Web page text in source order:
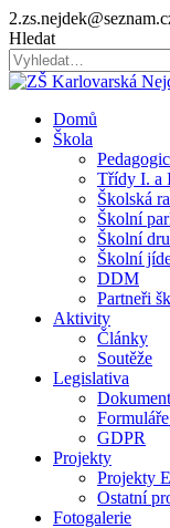
Hledat
Domů
Škola
Třídy I. a
Školská
Školní
Školní
Školní
DDM
Partneři
Aktivity
Články
Soutěže
Legislativa
GDPR
Projekty
Projekty
Ostatní
Fotogalerie